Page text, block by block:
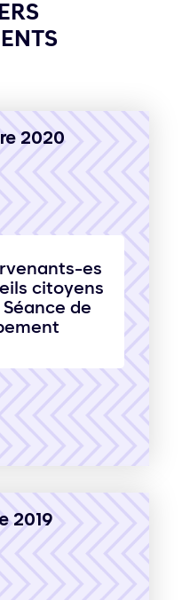
2020
es
citoyens
de
2019